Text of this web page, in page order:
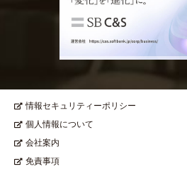
情報セキュリティーポリシー
個人情報について
会社案内
免責事項